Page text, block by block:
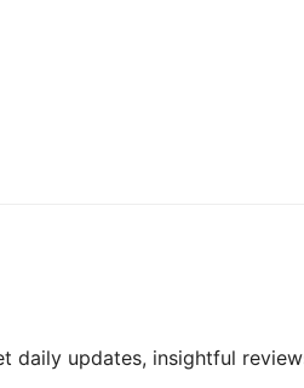
daily updates, insightful